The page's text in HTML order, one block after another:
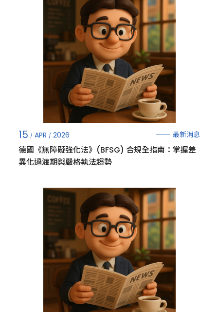
15 APR 2026 最新消息
德國《無障礙強化法》(BFSG) 合規全指南：掌握差
異化過渡期與嚴格執法趨勢